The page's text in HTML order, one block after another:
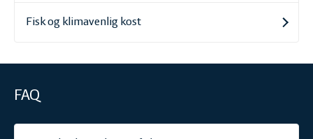
Fisk og klimavenlig kost
FAQ